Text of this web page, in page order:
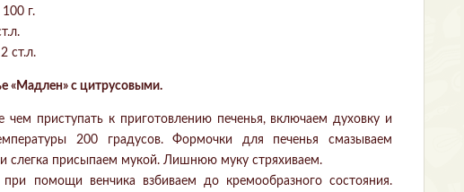
г.
ст.л.
«Мадлен» с цитрусовыми.
чем приступать к приготовлению печенья, включаем духовку и
200 градусов. Формочки для печенья смазываем
слегка присыпаем мукой. Лишнюю муку стряхиваем.
помощи венчика взбиваем до кремообразного состояния.